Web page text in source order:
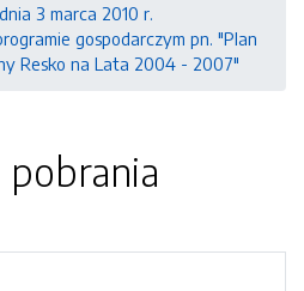
3 marca 2010 r.
gospodarczym pn. "Plan
Resko na Lata 2004 - 2007"
pobrania